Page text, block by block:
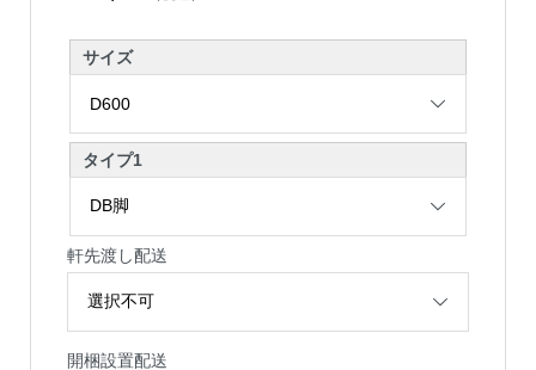
サイズ
タイプ1
軒先渡し配送
開梱設置配送